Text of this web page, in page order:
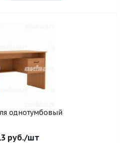
однотумбовый
руб./шт